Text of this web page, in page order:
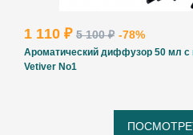
1 110 ₽ 5 100 ₽ -78%
Ароматический диффузор 50 мл с
Vetiver No1